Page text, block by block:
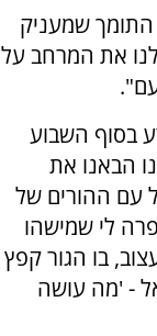
שמעניק
את המרחב על
בסוף השבוע
הבאנו את
עם ההורים של
לי שמישהו
עצוב, בו הגור קפץ
- 'מה עושה